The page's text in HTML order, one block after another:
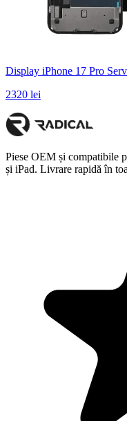
Display iPhone 17 Pro
2320 lei
Piese OEM și compatibile
și iPad. Livrare rapidă în